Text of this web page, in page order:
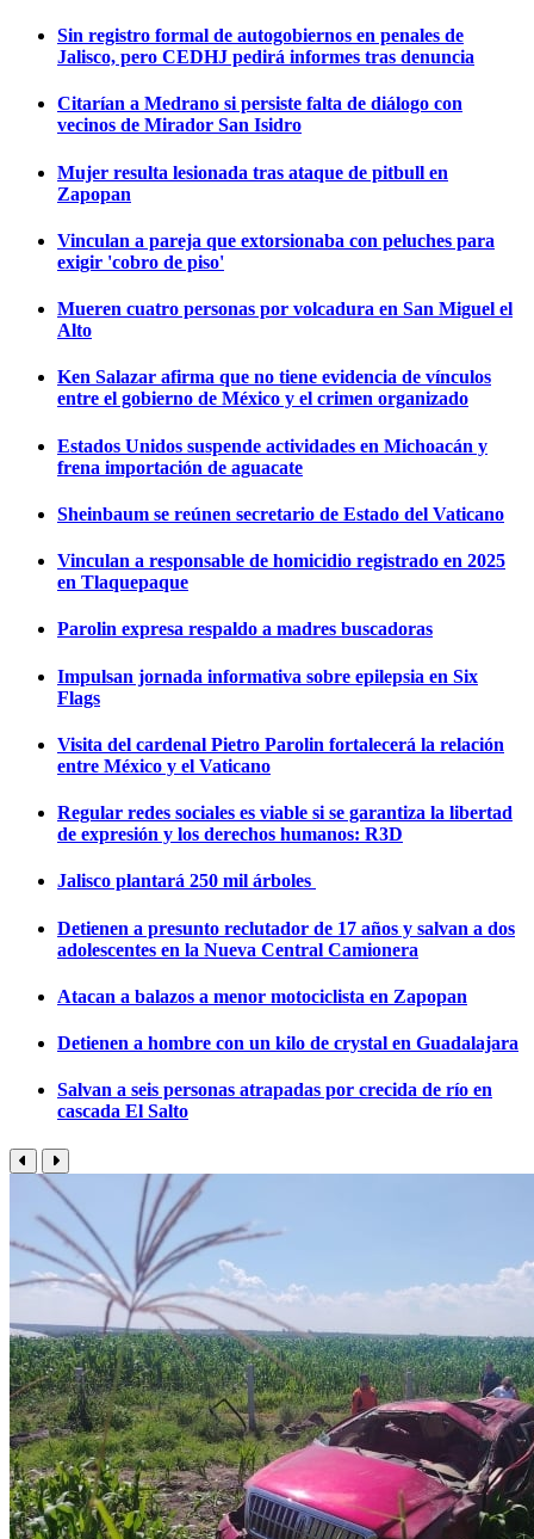
Sin registro formal de autogobiernos en penales de
Jalisco, pero CEDHJ pedirá informes tras denuncia
Citarían a Medrano si persiste falta de diálogo con
vecinos de Mirador San Isidro
Mujer resulta lesionada tras ataque de pitbull en
Zapopan
Vinculan a pareja que extorsionaba con peluches para
exigir 'cobro de piso'
Mueren cuatro personas por volcadura en San Miguel el
Alto
Ken Salazar afirma que no tiene evidencia de vínculos
entre el gobierno de México y el crimen organizado
Estados Unidos suspende actividades en Michoacán y
frena importación de aguacate
Sheinbaum se reúnen secretario de Estado del Vaticano
Vinculan a responsable de homicidio registrado en 2025
en Tlaquepaque
Parolin expresa respaldo a madres buscadoras
Impulsan jornada informativa sobre epilepsia en Six
Flags
Visita del cardenal Pietro Parolin fortalecerá la relación
entre México y el Vaticano
Regular redes sociales es viable si se garantiza la libertad
de expresión y los derechos humanos: R3D
Jalisco plantará 250 mil árboles
Detienen a presunto reclutador de 17 años y salvan a dos
adolescentes en la Nueva Central Camionera
Atacan a balazos a menor motociclista en Zapopan
Detienen a hombre con un kilo de crystal en Guadalajara
Salvan a seis personas atrapadas por crecida de río en
cascada El Salto